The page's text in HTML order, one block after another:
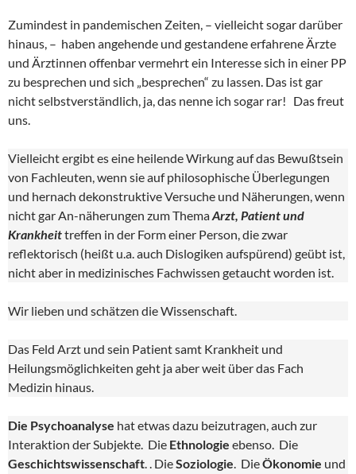
Zumindest in pandemischen Zeiten, – vielleicht sogar darüber
hinaus, – haben angehende und gestandene erfahrene Ärzte
und Ärztinnen offenbar vermehrt ein Interesse sich in einer PP
zu besprechen und sich „besprechen“ zu lassen. Das ist gar
nicht selbstverständlich, ja, das nenne ich sogar rar! Das freut
uns.
Vielleicht ergibt es eine heilende Wirkung auf das Bewußtsein
von Fachleuten, wenn sie auf philosophische Überlegungen
und hernach dekonstruktive Versuche und Näherungen, wenn
nicht gar An-näherungen zum ThemaArzt, Patient und
Krankheittreffen in der Form einer Person, die zwar
reflektorisch (heißt u.a. auch Dislogiken aufspürend) geübt ist,
nicht aber in medizinisches Fachwissen getaucht worden ist.
Wir lieben und schätzen die Wissenschaft.
Das Feld Arzt und sein Patient samt Krankheit und
Heilungsmöglichkeiten geht ja aber weit über das Fach
Medizin hinaus.
Die Psychoanalyse hat etwas dazu beizutragen, auch zur
Interaktion der Subjekte. Die Ethnologie ebenso. Die
Geschichtswissenschaft. . DieSoziologie. DieÖkonomie und